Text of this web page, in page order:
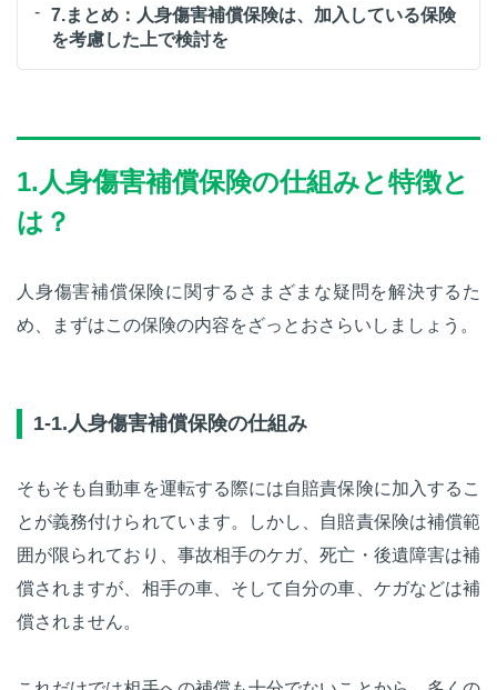
7.まとめ：人身傷害補償保険は、加入している保険
を考慮した上で検討を
1.人身傷害補償保険の仕組みと特徴と
は？
人身傷害補償保険に関するさまざまな疑問を解決するた
め、まずはこの保険の内容をざっとおさらいしましょう。
1-1.人身傷害補償保険の仕組み
そもそも自動車を運転する際には自賠責保険に加入するこ
とが義務付けられています。しかし、自賠責保険は補償範
囲が限られており、事故相手のケガ、死亡・後遺障害は補
償されますが、相手の車、そして自分の車、ケガなどは補
償されません。